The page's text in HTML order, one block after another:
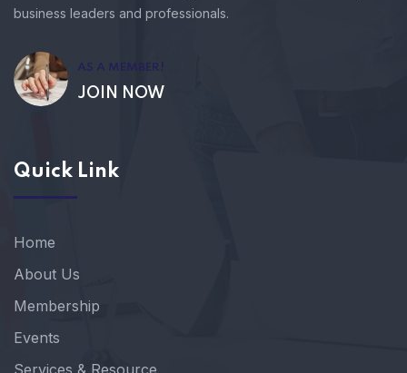
business leaders and professionals.
AS A MEMBER!
JOIN NOW
Quick Link
Home
About Us
Membership
Events
Services & Resource